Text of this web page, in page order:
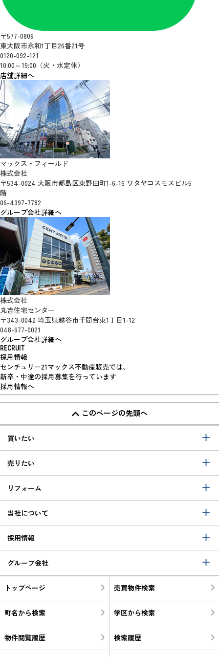
〒577-0809
東大阪市永和1丁目26番21号
0120-092-121
10:00～19:00（火・水定休）
店舗詳細へ
マックス・フィールド
株式会社
〒534-0024 大阪市都島区東野田町1-6-16 ワタヤコスモスビル5
階
06-4397-7782
グループ会社詳細へ
株式会社
丸吉住宅センター
〒343-0042 埼玉県越谷市千間台東1丁目1-12
048-977-0021
グループ会社詳細へ
RECRUIT
採用情報
センチュリー21マックス不動産販売では、
新卒・中途の採用募集を行っています
採用情報へ
このページの先頭へ
買いたい
売りたい
リフォーム
当社について
採用情報
グループ会社
トップページ 売買物件検索
町名から検索 学区から検索
物件閲覧履歴 検索履歴